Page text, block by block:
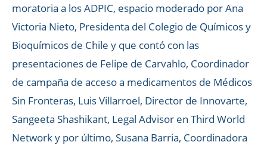
moratoria a los ADPIC, espacio moderado por Ana
Victoria Nieto, Presidenta del Colegio de Químicos y
Bioquímicos de Chile y que contó con las
presentaciones de Felipe de Carvahlo, Coordinador
de campaña de acceso a medicamentos de Médicos
Sin Fronteras, Luis Villarroel, Director de Innovarte,
Sangeeta Shashikant, Legal Advisor en Third World
Network y por último, Susana Barria, Coordinadora